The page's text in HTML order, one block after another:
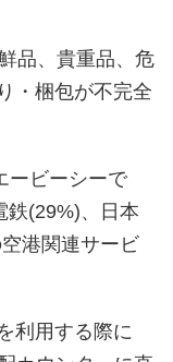
品、貴重品、危
・梱包が不完全
ービーシーで
鉄(29%)、日本
港関連サービ
利用する際に